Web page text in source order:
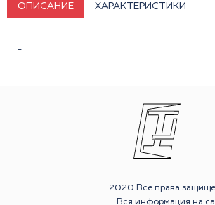
ОПИСАНИЕ ХАРАКТЕРИСТИКИ
-
2020 Все права
Вся информация на